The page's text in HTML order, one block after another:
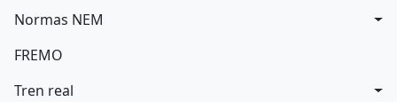
Normas NEM
FREMO
Tren real